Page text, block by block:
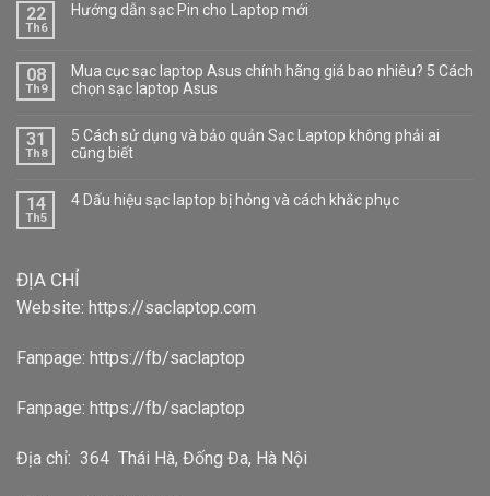
22
Th6
Hướng dẫn sạc Pin cho Laptop mới
08
Th9
Mua cục sạc laptop Asus chính hãng giá bao nhiêu? 5 Cách
chọn sạc laptop Asus
31
Th8
5 Cách sử dụng và bảo quản Sạc Laptop không phải ai
cũng biết
14
Th5
4 Dấu hiệu sạc laptop bị hỏng và cách khắc phục
ĐỊA CHỈ
Website: https://saclaptop.com
Fanpage: https://fb/saclaptop
Fanpage: https://fb/saclaptop
Địa chỉ: 364 Thái Hà, Đống Đa, Hà Nội